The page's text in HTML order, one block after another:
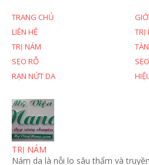
TRANG CHỦ
LIÊN HỆ
TRỊ
TRỊ NÁM
SẸO RỖ
RẠN NỨT DA
TRỊ NÁM
Nám da là nỗi lo sâu thẩm và